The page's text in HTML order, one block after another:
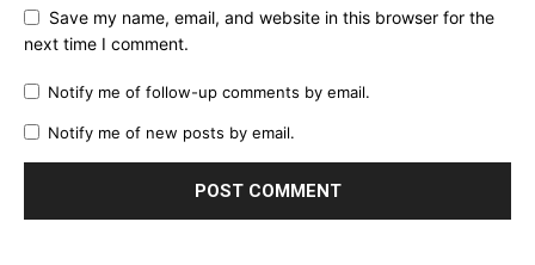
Save my name, email, and website in this browser for the
next time I comment.
Notify me of follow-up comments by email.
Notify me of new posts by email.